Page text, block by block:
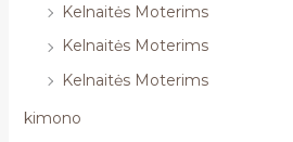
Kelnaitės Moterims
Kelnaitės Moterims
Kelnaitės Moterims
kimono